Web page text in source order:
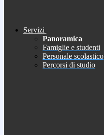
Servizi
Panoramica
Famiglie e studenti
Personale scolastico
Percorsi di studio